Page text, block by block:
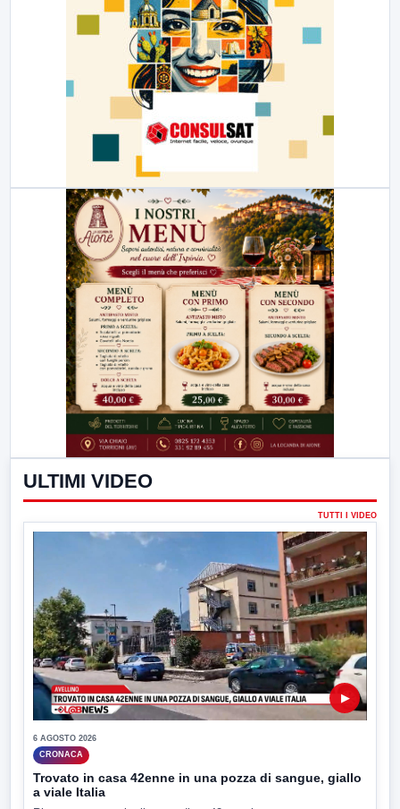
ULTIMI VIDEO
TUTTI I VIDEO
▶
6 AGOSTO 2026
CRONACA
Trovato in casa 42enne in una pozza di sangue, giallo
a viale Italia